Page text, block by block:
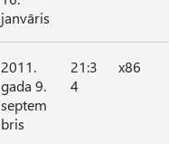
janvāris
2011.
gada 9.
septem
bris
21:3
4
x86